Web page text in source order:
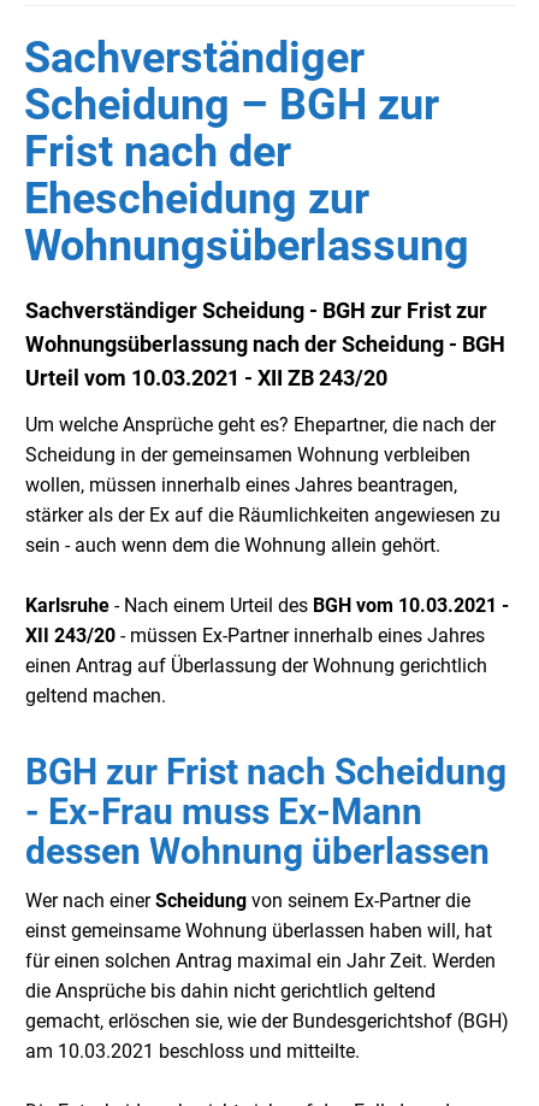
Sachverständiger
Scheidung – BGH zur
Frist nach der
Ehescheidung zur
Wohnungsüberlassung
Sachverständiger Scheidung - BGH zur Frist zur
Wohnungsüberlassung nach der Scheidung - BGH
Urteil vom 10.03.2021 - XII ZB 243/20
Um welche Ansprüche geht es? Ehepartner, die nach der
Scheidung in der gemeinsamen Wohnung verbleiben
wollen, müssen innerhalb eines Jahres beantragen,
stärker als der Ex auf die Räumlichkeiten angewiesen zu
sein - auch wenn dem die Wohnung allein gehört.
Karlsruhe - Nach einem Urteil des BGH vom 10.03.2021 -
XII 243/20 - müssen Ex-Partner innerhalb eines Jahres
einen Antrag auf Überlassung der Wohnung gerichtlich
geltend machen.
BGH zur Frist nach Scheidung
- Ex-Frau muss Ex-Mann
dessen Wohnung überlassen
Wer nach einerScheidung von seinem Ex-Partner die
einst gemeinsame Wohnung überlassen haben will, hat
für einen solchen Antrag maximal ein Jahr Zeit. Werden
die Ansprüche bis dahin nicht gerichtlich geltend
gemacht, erlöschen sie, wie der Bundesgerichtshof (BGH)
am 10.03.2021 beschloss und mitteilte.